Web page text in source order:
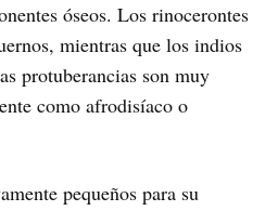
óseos. Los rinocerontes
mientras que los indios
protuberancias son muy
como afrodisíaco o
pequeños para su